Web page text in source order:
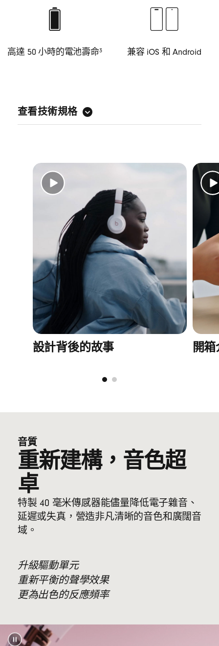
高達 50 小時的電池壽命3 兼容 iOS 和 Android
查看技術規格
澎湃而平衡的音色
個人化空間音訊配備動態頭部追蹤功能，無
論聽歌、看電影抑或玩遊戲都可享受臨場快
感，透過追蹤你的頭部動作，帶來環迴立體
聲互動體驗註腳
1
透過 USB-C 或 3.5 毫米音訊連接線，帶來無
損壓縮音質
外型：貼耳式
超輕盈人體工學設計，佩戴全日都舒適自在
柔韌穩固的頭樑和符合人體工學角度的調節
式耳罩，確保固定貼合
重量：217 克 / 7.65 安士
領先業界的 Class 1 藍牙
廣、連接更穩妥
藍牙兼容性：
訊註腳2
以 3.5 毫米類比輸入的有線音源
多重數碼波束成型咪高風由先進的語音定位
裝置自動預先配對，以及「尋找」或「尋找
我的裝置」功能
設計背後的故事 開
音質
重新建構，音色超
卓
特製 40 毫米傳感器能儘量降低電子雜音、
延遲或失真，營造非凡清晰的音色和廣闊音
域。
升級驅動單元
重新平衡的聲學效果
更為出色的反應頻率